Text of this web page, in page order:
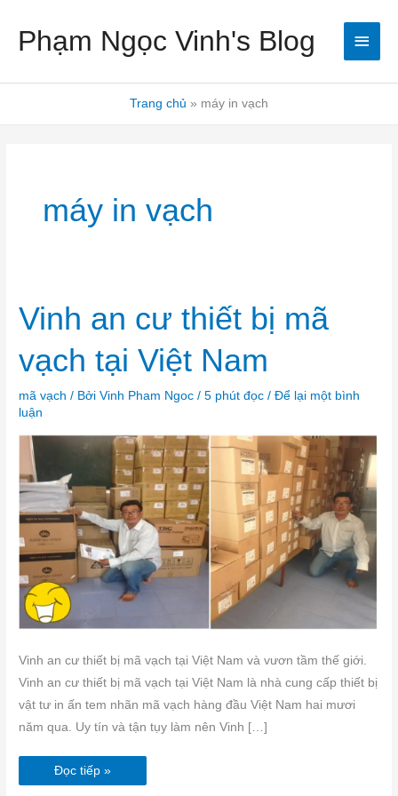
Phạm Ngọc Vinh's Blog
chính
Trang chủ máy in vạch
máy in vạch
Vinh an cư thiết bị mã
vạch tại Việt Nam
mã vạch / BởiVinh Pham Ngoc/5 phút đọc /Để lại một bình
luận
Vinh an cư thiết bị mã vạch tại Việt Nam và vươn tầm thế giới.
Vinh an cư thiết bị mã vạch tại Việt Nam là nhà cung cấp thiết bị
vật tư in ấn tem nhãn mã vạch hàng đầu Việt Nam hai mươi
năm qua. Uy tín và tận tụy làm nên Vinh […]
an
mã
vạch
Việt
Đọc tiếp »